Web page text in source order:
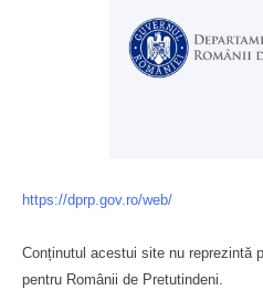
https://dprp.gov.ro/web/
Conținutul acestui site nu reprezintă
pentru Românii de Pretutindeni.